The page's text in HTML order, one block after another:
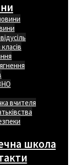
вчителя
школа